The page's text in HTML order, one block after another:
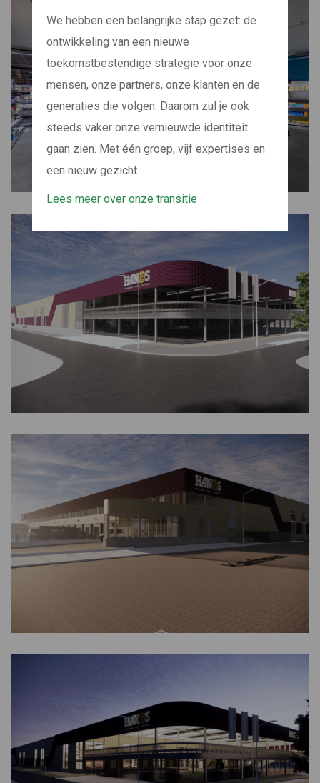
We hebben een belangrijke stap gezet: de
ontwikkeling van een nieuwe
toekomstbestendige strategie voor onze
mensen, onze partners, onze klanten en de
generaties die volgen. Daarom zul je ook
steeds vaker onze vernieuwde identiteit
gaan zien. Met één groep, vijf expertises en
een nieuw gezicht.
Lees meer over onze transitie